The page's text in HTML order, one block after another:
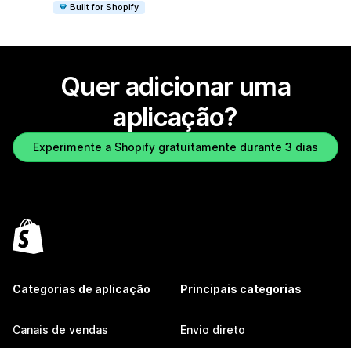
Built for Shopify
Quer adicionar uma
aplicação?
Experimente a Shopify gratuitamente durante 3 dias
Categorias de aplicação
Canais de vendas
Principais categorias
Envio direto